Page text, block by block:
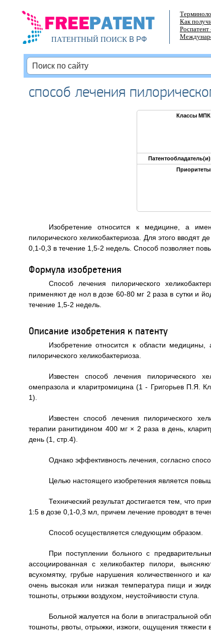
ПАТЕНТНЫЙ ПОИСКВ РФ
Как
способ лечения
Классы
Изобретение относится к медицине, а
пилорического хеликобактериоза. Для этого вводят
0,1-0,3 в течение 1,5-2 недель. Способ позволяет
Формула изобретения
Способ лечения пилорического
применяют де нол в дозе 60-80 мг 2 раза в сутки и
течение 1,5-2 недель.
Описание изобретения к патенту
Изобретение относится к области
пилорического хеликобактериоза.
Известен способ лечения пилорического
омепразола и кларитромицина (1 - Григорьев П.Я.
1).
Известен способ лечения пилорического
терапии ранитидином 400 мг × 2 раза в день,
день (1, стр.4).
Однако эффективность лечения, согласно
Целью настоящего изобретения является
Технический результат достигается тем, что
1:5 в дозе 0,1-0,3 мл, причем лечение проводят в
Способ осуществляется следующим образом.
При поступлении больного с
ассоциированная с хеликобактер пилори,
всухомятку, грубые нарушения количественного и
очень высокая или низкая температура пищи и
тошноты, отрыжки воздухом, неустойчивости стула.
Больной жалуется на боли в эпигастральной
тошноты, рвоты, отрыжки, изжоги, ощущения тяжести